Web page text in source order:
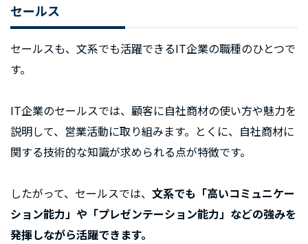
セールス
セールスも、文系でも活躍できるIT企業の職種のひとつで
す。
IT企業のセールスでは、顧客に自社商材の使い方や魅力を
説明して、営業活動に取り組みます。とくに、自社商材に
関する技術的な知識が求められる点が特徴です。
したがって、セールスでは、 文系でも「高いコミュニケー
ション能力」や「プレゼンテーション能力」などの強みを
発揮しながら活躍できます。